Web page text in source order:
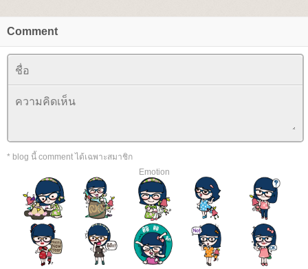
Comment
* blog นี้ comment ได้เฉพาะสมาชิก
Emotion